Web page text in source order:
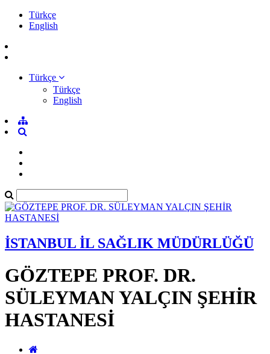
Türkçe
English
Türkçe
Türkçe
English
İSTANBUL İL SAĞLIK MÜDÜRLÜĞÜ
GÖZTEPE PROF. DR.
SÜLEYMAN YALÇIN ŞEHİR
HASTANESİ